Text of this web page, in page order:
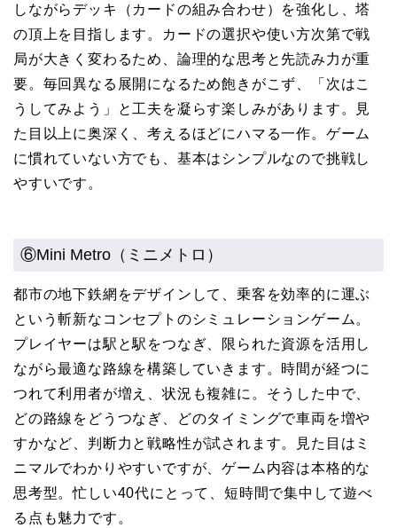
しながらデッキ（カードの組み合わせ）を強化し、塔
の頂上を目指します。カードの選択や使い方次第で戦
局が大きく変わるため、論理的な思考と先読み力が重
要。毎回異なる展開になるため飽きがこず、「次はこ
うしてみよう」と工夫を凝らす楽しみがあります。見
た目以上に奥深く、考えるほどにハマる一作。ゲーム
に慣れていない方でも、基本はシンプルなので挑戦し
やすいです。
⑥Mini Metro（ミニメトロ）
都市の地下鉄網をデザインして、乗客を効率的に運ぶ
という斬新なコンセプトのシミュレーションゲーム。
プレイヤーは駅と駅をつなぎ、限られた資源を活用し
ながら最適な路線を構築していきます。時間が経つに
つれて利用者が増え、状況も複雑に。そうした中で、
どの路線をどうつなぎ、どのタイミングで車両を増や
すかなど、判断力と戦略性が試されます。見た目はミ
ニマルでわかりやすいですが、ゲーム内容は本格的な
思考型。忙しい40代にとって、短時間で集中して遊べ
る点も魅力です。